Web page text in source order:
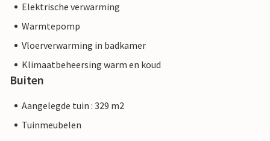
Elektrische verwarming
Warmtepomp
Vloerverwarming in badkamer
Klimaatbeheersing warm en koud
Buiten
Aangelegde tuin : 329 m2
Tuinmeubelen